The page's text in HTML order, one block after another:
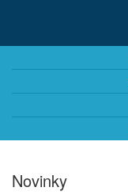
Novinky